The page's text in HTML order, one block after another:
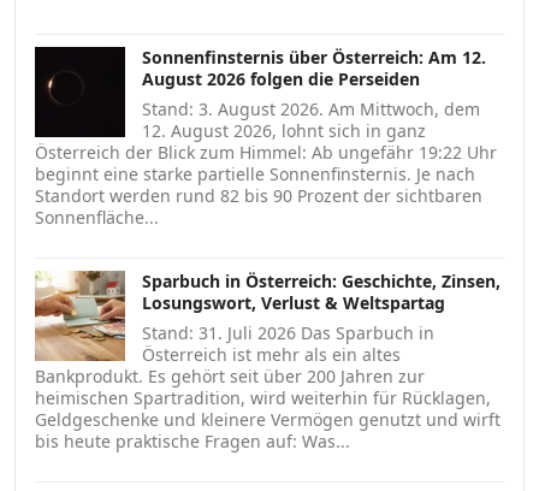
Sonnenfinsternis über Österreich: Am 12.
August 2026 folgen die Perseiden
Stand: 3. August 2026. Am Mittwoch, dem
12. August 2026, lohnt sich in ganz
Österreich der Blick zum Himmel: Ab ungefähr 19:22 Uhr
beginnt eine starke partielle Sonnenfinsternis. Je nach
Standort werden rund 82 bis 90 Prozent der sichtbaren
Sonnenfläche...
Sparbuch in Österreich: Geschichte, Zinsen,
Losungswort, Verlust & Weltspartag
Stand: 31. Juli 2026 Das Sparbuch in
Österreich ist mehr als ein altes
Bankprodukt. Es gehört seit über 200 Jahren zur
heimischen Spartradition, wird weiterhin für Rücklagen,
Geldgeschenke und kleinere Vermögen genutzt und wirft
bis heute praktische Fragen auf: Was...